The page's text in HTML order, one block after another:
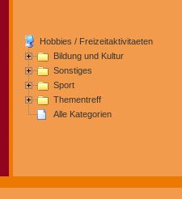
Hobbies / Freizeitaktivitaeten
Bildung und Kultur
Sonstiges
Sport
Thementreff
Alle Kategorien